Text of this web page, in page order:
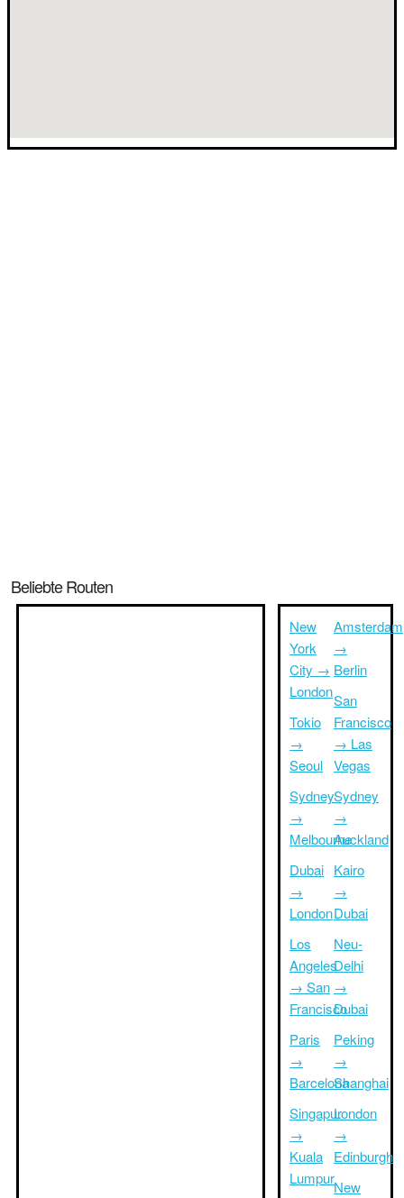
Beliebte Routen
New
York
City →
London
Tokio
→
Seoul
Sydney
→
Melbourne
Dubai
→
London
Los
Angeles
→ San
Francisco
Paris
→
Barcelona
Singapur
→
Kuala
Lumpur
Amsterdam
→
Berlin
San
Francisco
→ Las
Vegas
Sydney
→
Auckland
Kairo
→
Dubai
Neu-
Delhi
→
Dubai
Peking
→
Shanghai
London
→
Edinburgh
New